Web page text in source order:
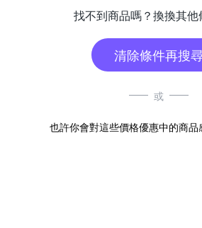
找不到商品嗎？換換其他
清除條件再搜
或
也許你會對這些價格優惠中的商品